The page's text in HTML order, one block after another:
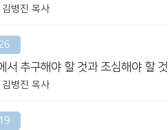
병진 목사
서 추구해야 할 것과 조심해야 할 것
병진 목사